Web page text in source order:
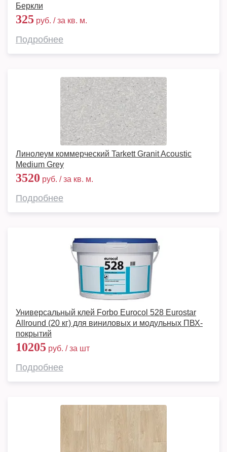
Беркли
325 руб. / за кв. м.
Подробнее
Линолеум коммерческий Tarkett Granit Acoustic
Medium Grey
3520 руб. / за кв. м.
Подробнее
Универсальный клей Forbo Eurocol 528 Eurostar
Allround (20 кг) для виниловых и модульных ПВХ-
покрытий
10205 руб. / за шт
Подробнее